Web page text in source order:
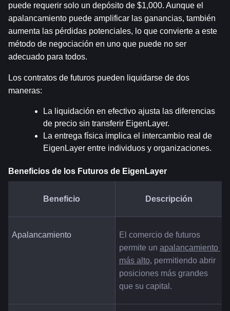
puede requerir solo un depósito de $1,000. Aunque el
apalancamiento puede amplificar las ganancias, también
aumenta las pérdidas potenciales, lo que convierte a este
método de negociación en uno que puede no ser
adecuado para todos.
Los contratos de futuros pueden liquidarse de dos
maneras:
La liquidación en efectivo ajusta las diferencias
de precio sin transferir EigenLayer.
La entrega física implica el intercambio real de
EigenLayer entre individuos y organizaciones.
Beneficios de los Futuros de EigenLayer
Beneficio Descripción
Apalancamiento
El comercio de futuros
permite un apalancamiento
más alto, permitiendo abrir
posiciones más grandes
que su capital.